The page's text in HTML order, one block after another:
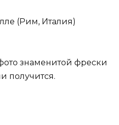
(Рим, Италия)
знаменитой фрески
получится.